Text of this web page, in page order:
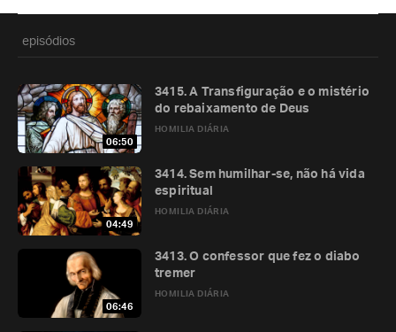
episódios
06:50
HOMILIA DIÁRIA
3415. A Transfiguração e o mistério
do rebaixamento de Deus
04:49
HOMILIA DIÁRIA
3414. Sem humilhar-se, não há vida
espiritual
06:46
HOMILIA DIÁRIA
3413. O confessor que fez o diabo
tremer